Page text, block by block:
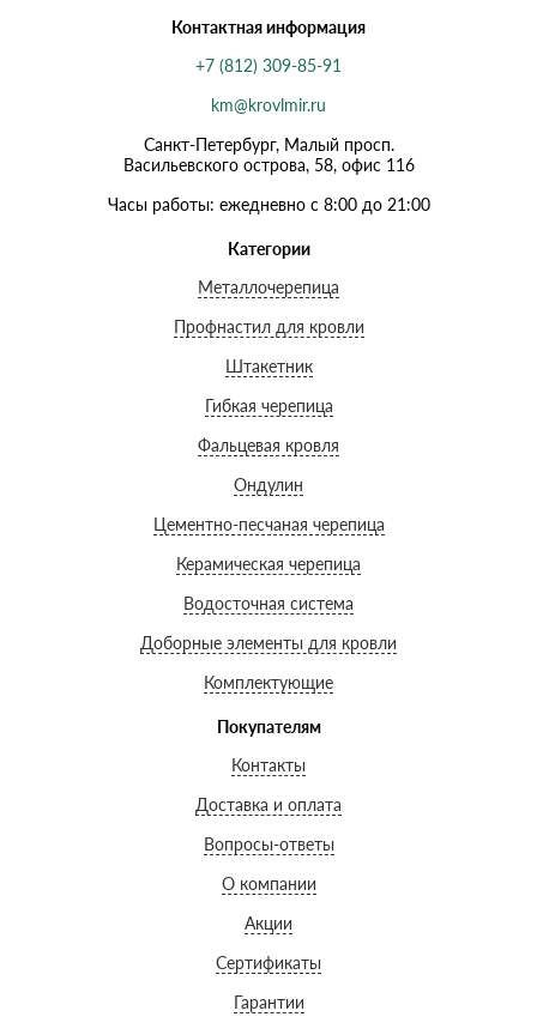
Контактная информация
+7 (812) 309-85-91
km@krovlmir.ru
Санкт-Петербург, Малый просп.
Васильевского острова, 58, офис 116
Часы работы: ежедневно с 8:00 до 21:00
Категории
Металлочерепица
Профнастил для кровли
Штакетник
Гибкая черепица
Фальцевая кровля
Ондулин
Цементно-песчаная черепица
Керамическая черепица
Водосточная система
Доборные элементы для кровли
Комплектующие
Покупателям
Контакты
Доставка и оплата
Вопросы-ответы
О компании
Акции
Сертификаты
Гарантии